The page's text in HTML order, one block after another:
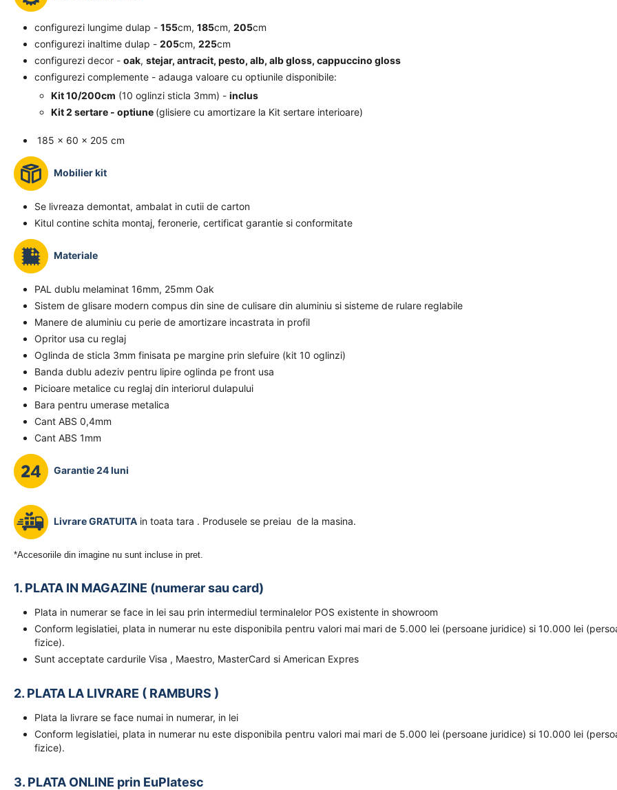
configurezi lungime dulap - 155cm, 185cm, 205cm
configurezi inaltime dulap - 205cm, 225cm
configurezi decor - oak, stejar, antracit, pesto, alb, alb gloss, cappuccino gloss
configurezi complemente - adauga valoare cu optiunile disponibile:
Kit 10/200cm (10 oglinzi sticla 3mm) - inclus
Kit 2 sertare - optiune (glisiere cu amortizare la Kit sertare interioare)
185 x 60 x 205 cm
Mobilier kit
Se livreaza demontat, ambalat in cutii de carton
Kitul contine schita montaj, feronerie, certificat garantie si conformitate
Materiale
PAL dublu melaminat 16mm, 25mm Oak
Sistem de glisare modern compus din sine de culisare din aluminiu si sisteme de rulare reglabile
Manere de aluminiu cu perie de amortizare incastrata in profil
Opritor usa cu reglaj
Oglinda de sticla 3mm finisata pe margine prin slefuire (kit 10 oglinzi)
Banda dublu adeziv pentru lipire oglinda pe front usa
Picioare metalice cu reglaj din interiorul dulapului
Bara pentru umerase metalica
Cant ABS 0,4mm
Cant ABS 1mm
Garantie 24 luni
Livrare GRATUITA in toata tara . Produsele se preiau de la masina.
*Accesoriile din imagine nu sunt incluse in pret.
1. PLATA IN MAGAZINE (numerar sau card)
Plata in numerar se face in lei sau prin intermediul terminalelor POS existente in showroom
Conform legislatiei, plata in numerar nu este disponibila pentru valori mai mari de 5.000 lei (persoane juridice) si 10.000 lei
fizice).
Sunt acceptate cardurile Visa , Maestro, MasterCard si American Expres
2. PLATA LA LIVRARE ( RAMBURS )
Plata la livrare se face numai in numerar, in lei
Conform legislatiei, plata in numerar nu este disponibila pentru valori mai mari de 5.000 lei (persoane juridice) si 10.000 lei
fizice).
3. PLATA ONLINE prin EuPlatesc